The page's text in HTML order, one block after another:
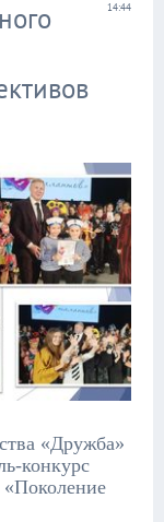
14:44
«Дружба»
конкурс
«Поколение